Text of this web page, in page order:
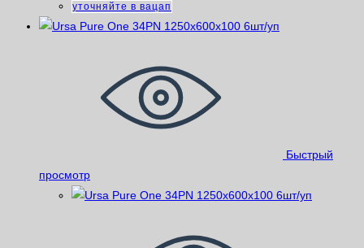
уточняйте в вацап
Быстрый
просмотр